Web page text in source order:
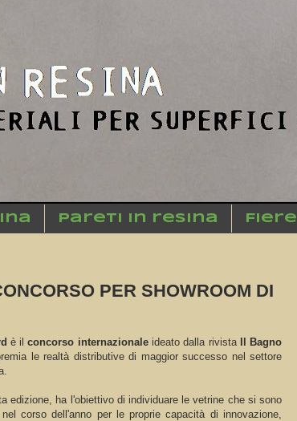
Pareti in resina Fiere
PER SHOWROOM DI
è ilconcorso internazionale ideato dalla rivista
Il Bagno
le realtà distributive di maggior successo nel settore
edizione, ha l'obiettivo di individuare le vetrine che si sono
corso dell'anno per le proprie capacità di innovazione,